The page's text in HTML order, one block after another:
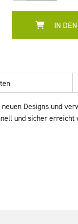
IN
Designs und
und sicher